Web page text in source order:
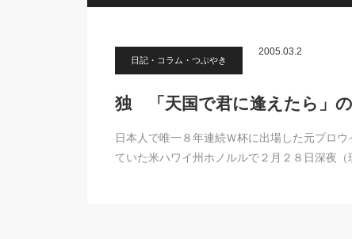
日記・コラム・つぶやき
2005.03.2
独 「天国で君に逢えたら」
日本人で唯一８年連続Ｗ杯に出場した元プロ
ていた米ハワイ州ホノルルで２月２８日深夜（